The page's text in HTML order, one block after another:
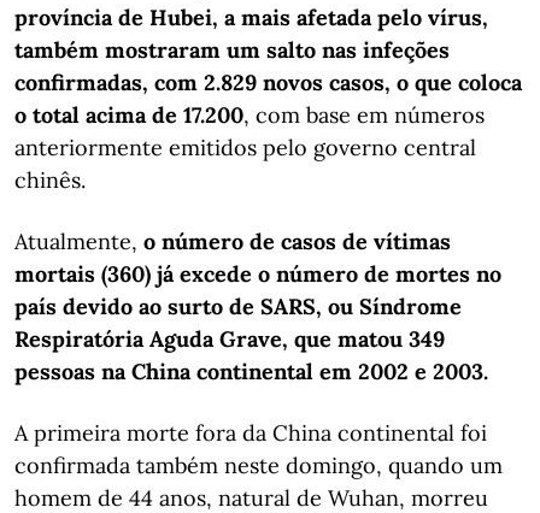
província de Hubei, a mais afetada pelo vírus,
também mostraram um salto nas infeções
confirmadas, com 2.829 novos casos, o que coloca
o total acima de 17.200, com base em números
anteriormente emitidos pelo governo central
chinês.
Atualmente, o número de casos de vítimas
mortais (360) já excede o número de mortes no
país devido ao surto de SARS, ou Síndrome
Respiratória Aguda Grave, que matou 349
pessoas na China continental em 2002 e 2003.
A primeira morte fora da China continental foi
confirmada também neste domingo, quando um
homem de 44 anos, natural de Wuhan, morreu